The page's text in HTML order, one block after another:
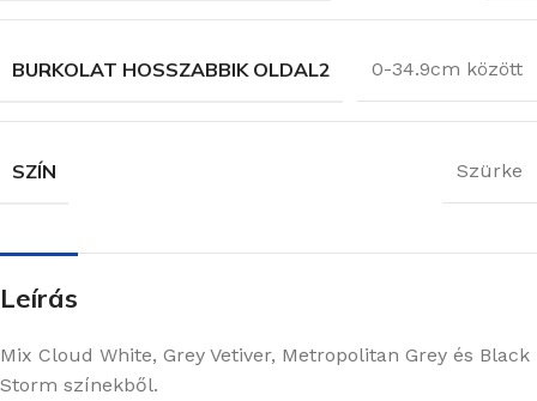
BURKOLAT HOSSZABBIK OLDAL2 0-34.9cm között
SZÍN Szürke
Leírás
Mix Cloud White, Grey Vetiver, Metropolitan Grey és Black
Storm színekből.